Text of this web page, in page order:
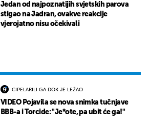
Jedan od najpoznatijih svjetskih parova
stigao na Jadran, ovakve reakcije
vjerojatno nisu očekivali
CIPELARILI GA DOK JE LEŽAO
VIDEO Pojavila se nova snimka tučnjave
BBB-a i Torcide: "Je*ote, pa ubit će ga!"